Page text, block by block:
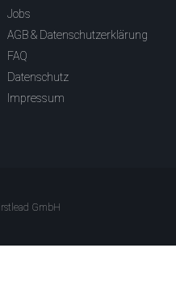
Jobs
AGB & Datenschutzerklärung
FAQ
Datenschutz
Impressum
GmbH